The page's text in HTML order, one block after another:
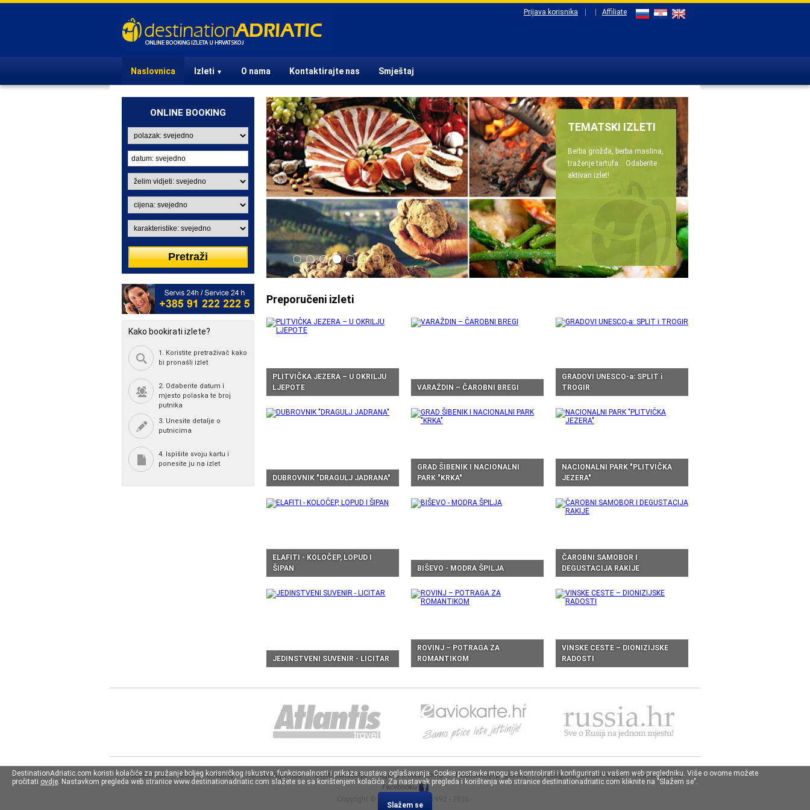
Prijava korisnika Affiliate
Naslovnica Izleti ▼ O nama Kontaktirajte nas Smještaj
ONLINE BOOKING
IZLETI 4 SATA
Kratki ali sadržajni izleti iz
Istre koji će zasigurno
svakoga oduševiti.
TEMATSKI IZLETI
Berba grožđa, berba maslina,
traženje tartufa... Odaberite
aktivan izlet!
Kako bookirati izlete?
1. Koristite pretraživač kako
bi pronašli izlet
2. Odaberite datum i
mjesto polaska te broj
putnika
3. Unesite detalje o
putnicima
4. Ispišite svoju kartu i
ponesite ju na izlet
Preporučeni izleti
PLITVIČKA JEZERA – U OKRILJU
LJEPOTE
VARAŽDIN – ČAROBNI BREGI
GRADOVI UNESCO-a: SPLIT i
TROGIR
DUBROVNIK "DRAGULJ JADRANA"
GRAD ŠIBENIK I NACIONALNI
PARK "KRKA"
NACIONALNI PARK "PLITVIČKA
JEZERA"
ELAFITI - KOLOČEP, LOPUD I
ŠIPAN
BIŠEVO - MODRA ŠPILJA
ČAROBNI SAMOBOR I
DEGUSTACIJA RAKIJE
JEDINSTVENI SUVENIR - LICITAR
ROVINJ – POTRAGA ZA
ROMANTIKOM
VINSKE CESTE – DIONIZIJSKE
RADOSTI
DestinationAdriatic.com koristi kolačiće za pružanje boljeg korisničkog iskustva, funkcionalnosti i prikaza sustava oglašavanja. Cookie postavke mogu se kontrolirati i konfigurirati u vašem web pregledniku. Više o ovome možete
pročitati ovdje. Nastavkom pregleda web stranice www.destinationadriatic.com slažete se sa korištenjem kolačića. Za nastavak pregleda i korištenja web stranice destinationadriatic.com kliknite na "Slažem se".
Slažem se
Naslovnica|Izleti|O nama| Kontaktirajte nas|Uvjeti korištenja|Izjava o kolačićima|Podnošenje prigovora|Predugovorne informacije|Pratite nas na
Facebooku